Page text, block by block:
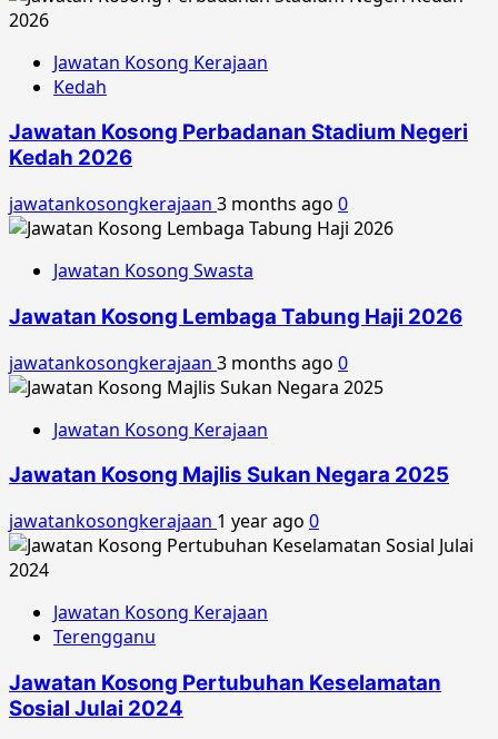
Jawatan Kosong Kerajaan
Kedah
Jawatan Kosong Perbadanan Stadium Negeri
Kedah 2026
jawatankosongkerajaan 3 months ago 0
Jawatan Kosong Swasta
Jawatan Kosong Lembaga Tabung Haji 2026
jawatankosongkerajaan 3 months ago 0
Jawatan Kosong Kerajaan
Jawatan Kosong Majlis Sukan Negara 2025
jawatankosongkerajaan 1 year ago 0
Jawatan Kosong Kerajaan
Terengganu
Jawatan Kosong Pertubuhan Keselamatan
Sosial Julai 2024